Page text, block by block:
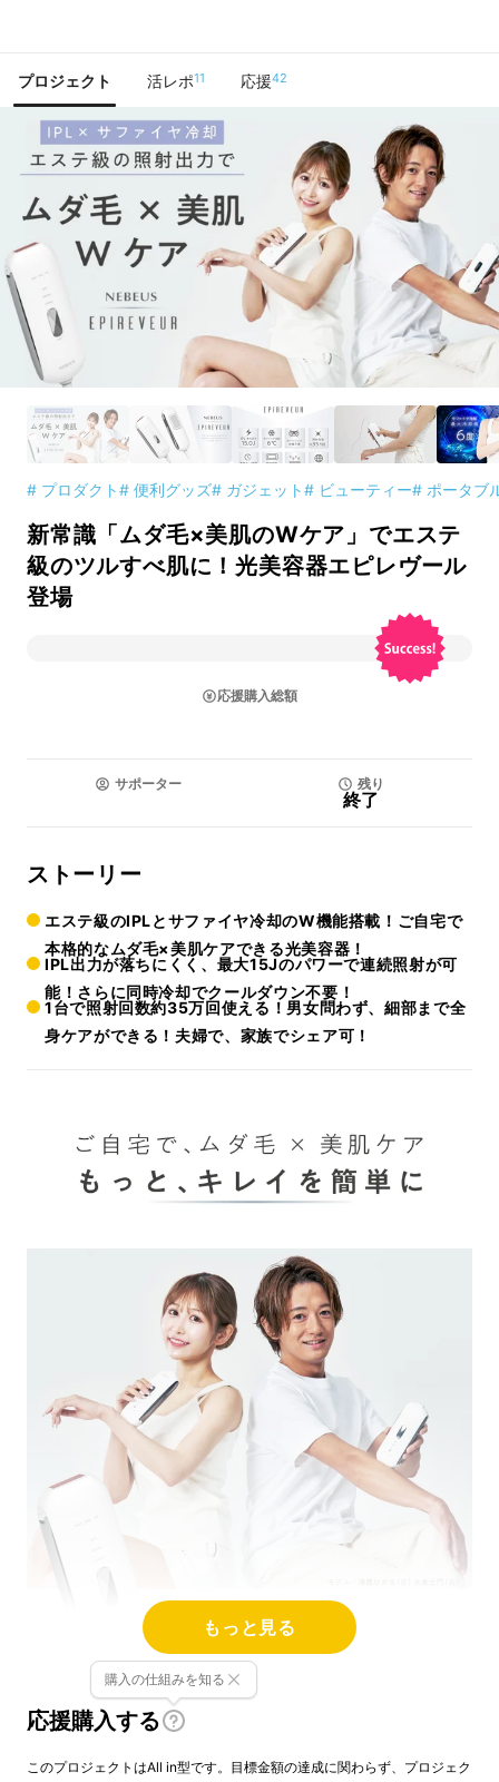
プロジェクト 活レポ11 応援42
# プロダクト# 便利グッズ# ガジェット# ビューティー# ポータブ
新常識「ムダ毛×美肌のWケア」でエステ
級のツルすべ肌に！光美容器エピレヴール
登場
応援購入総額
サポーター 残り
終了
ストーリー
エステ級のIPLとサファイヤ冷却のW機能搭載！ご自宅で
本格的なムダ毛×美肌ケアできる光美容器！
IPL出力が落ちにくく、最大15Jのパワーで連続照射が可
能！さらに同時冷却でクールダウン不要！
1台で照射回数約35万回使える！男女問わず、細部まで全
身ケアができる！夫婦で、家族でシェア可！
もっと見る
応援購入する
購入の仕組みを知る
このプロジェクトはAll in型です。目標金額の達成に関わらず、プロジェク